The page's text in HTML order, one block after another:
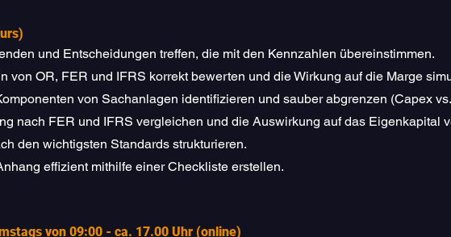
und Entscheidungen treffen, die mit den Kennzahlen übereinstimmen.
von OR, FER und IFRS korrekt bewerten und die Wirkung auf die Marge
von Sachanlagen identifizieren und sauber abgrenzen (Capex
nach FER und IFRS vergleichen und die Auswirkung auf das Eigenkapital
den wichtigsten Standards strukturieren.
effizient mithilfe einer Checkliste erstellen.
von 09:00 - ca. 17.00 Uhr (online)